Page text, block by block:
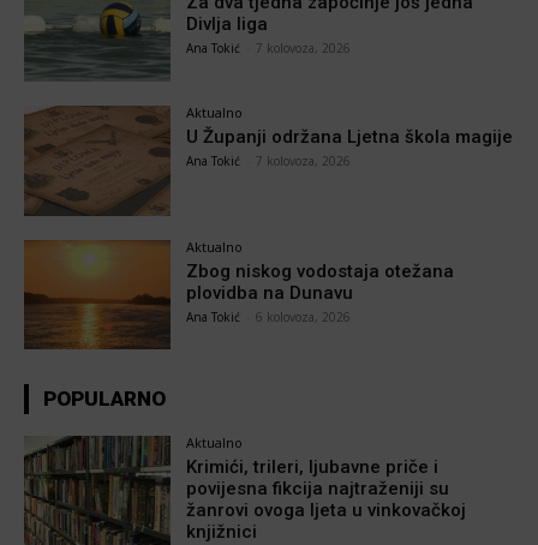
Divlja liga
Ana Tokić 7 kolovoza, 2026
Aktualno
U Županji održana Ljetna škola magije
Ana Tokić 7 kolovoza, 2026
Aktualno
Zbog niskog vodostaja otežana
plovidba na Dunavu
Ana Tokić 6 kolovoza, 2026
POPULARNO
Aktualno
Krimići, trileri, ljubavne priče i
povijesna fikcija najtraženiji su
žanrovi ovoga ljeta u vinkovačkoj
knjižnici